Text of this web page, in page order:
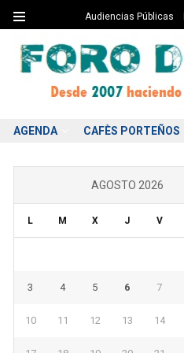
Audiencias Públicas
AGENDA CAFÈS PORTEÑOS
AGOSTO 2026
L M X J V
3 4 5 6 7
10 11 12 13 14